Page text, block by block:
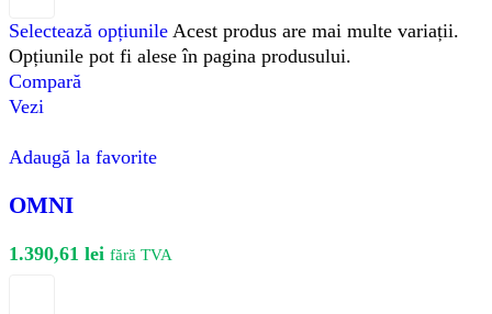
Selectează opțiunile Acest produs are mai multe variații.
Opțiunile pot fi alese în pagina produsului.
Compară
Vezi
Adaugă la favorite
OMNI
1.390,61 lei fără TVA